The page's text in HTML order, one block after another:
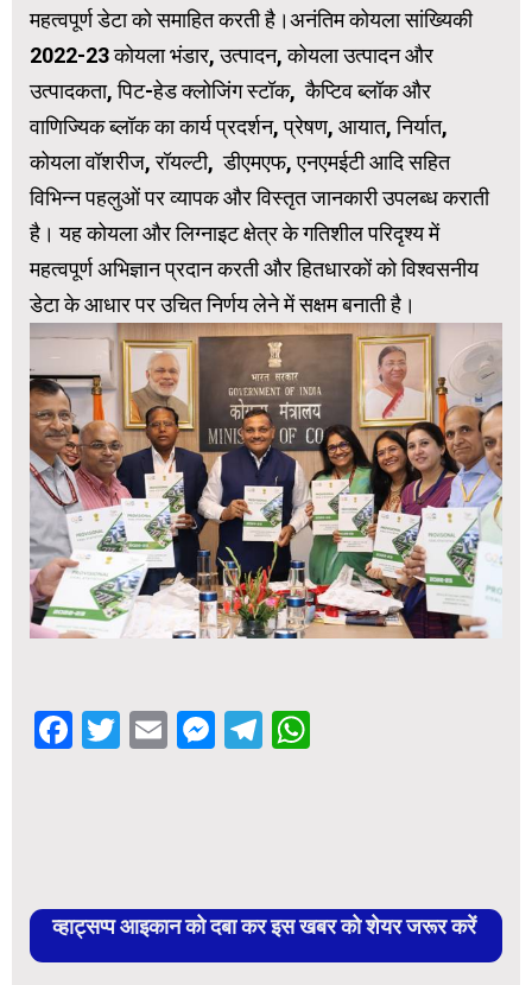
महत्वपूर्ण डेटा को समाहित करती है।अनंतिम कोयला सांख्यिकी
2022-23 कोयला भंडार, उत्पादन, कोयला उत्पादन और
उत्पादकता, पिट-हेड क्लोजिंग स्टॉक, कैप्टिव ब्लॉक और
वाणिज्यिक ब्लॉक का कार्य प्रदर्शन, प्रेषण, आयात, निर्यात,
कोयला वॉशरीज, रॉयल्टी, डीएमएफ, एनएमईटी आदि सहित
विभिन्न पहलुओं पर व्यापक और विस्तृत जानकारी उपलब्ध कराती
है। यह कोयला और लिग्नाइट क्षेत्र के गतिशील परिदृश्य में
महत्वपूर्ण अभिज्ञान प्रदान करती और हितधारकों को विश्वसनीय
डेटा के आधार पर उचित निर्णय लेने में सक्षम बनाती है।
Facebook
Twitter
EmailMessenger
Telegram
व्हाट्सप्प आइकान को दबा कर इस खबर को शेयर जरूर करें